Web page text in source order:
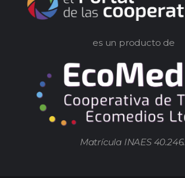
es un producto de
Matrícula INAES 40.246.